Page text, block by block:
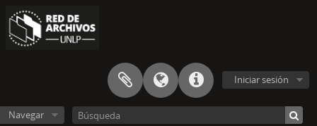
Iniciar sesión
Navegar